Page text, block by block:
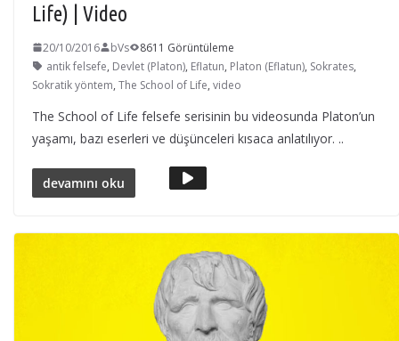
Life) | Video
20/10/2016 bVs
8611 Görüntüleme
antik felsefe, Devlet (Platon), Eflatun, Platon (Eflatun), Sokrates,
Sokratik yöntem, The School of Life, video
The School of Life felsefe serisinin bu videosunda Platon’un
yaşamı, bazı eserleri ve düşünceleri kısaca anlatılıyor. ..
devamını oku